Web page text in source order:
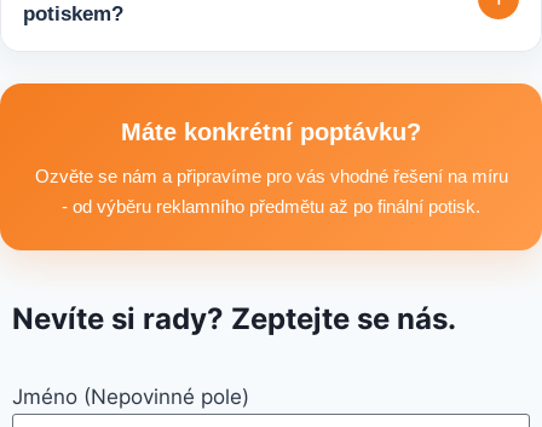
potiskem?
textilní produkty vhodné pro branding, promo akce i firemní
Máte konkrétní poptávku?
Ozvěte se nám a připravíme pro vás vhodné řešení na míru
- od výběru reklamního předmětu až po finální potisk.
Nevíte si rady? Zeptejte se nás.
Jméno (Nepovinné pole)